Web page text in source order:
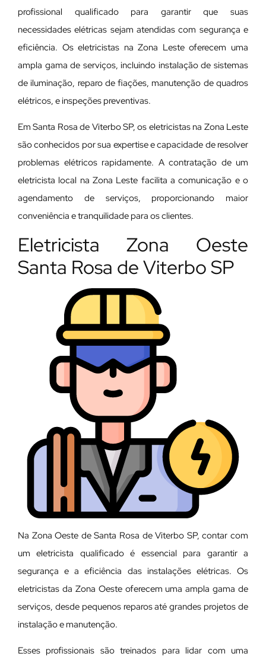
profissional qualificado para garantir que suas
necessidades elétricas sejam atendidas com segurança e
eficiência. Os eletricistas na Zona Leste oferecem uma
ampla gama de serviços, incluindo instalação de sistemas
de iluminação, reparo de fiações, manutenção de quadros
elétricos, e inspeções preventivas.
Em Santa Rosa de Viterbo SP, os eletricistas na Zona Leste
são conhecidos por sua expertise e capacidade de resolver
problemas elétricos rapidamente. A contratação de um
eletricista local na Zona Leste facilita a comunicação e o
agendamento de serviços, proporcionando maior
conveniência e tranquilidade para os clientes.
Eletricista Zona Oeste
Santa Rosa de Viterbo SP
Na Zona Oeste de Santa Rosa de Viterbo SP, contar com
um eletricista qualificado é essencial para garantir a
segurança e a eficiência das instalações elétricas. Os
eletricistas da Zona Oeste oferecem uma ampla gama de
serviços, desde pequenos reparos até grandes projetos de
instalação e manutenção.
Esses profissionais são treinados para lidar com uma